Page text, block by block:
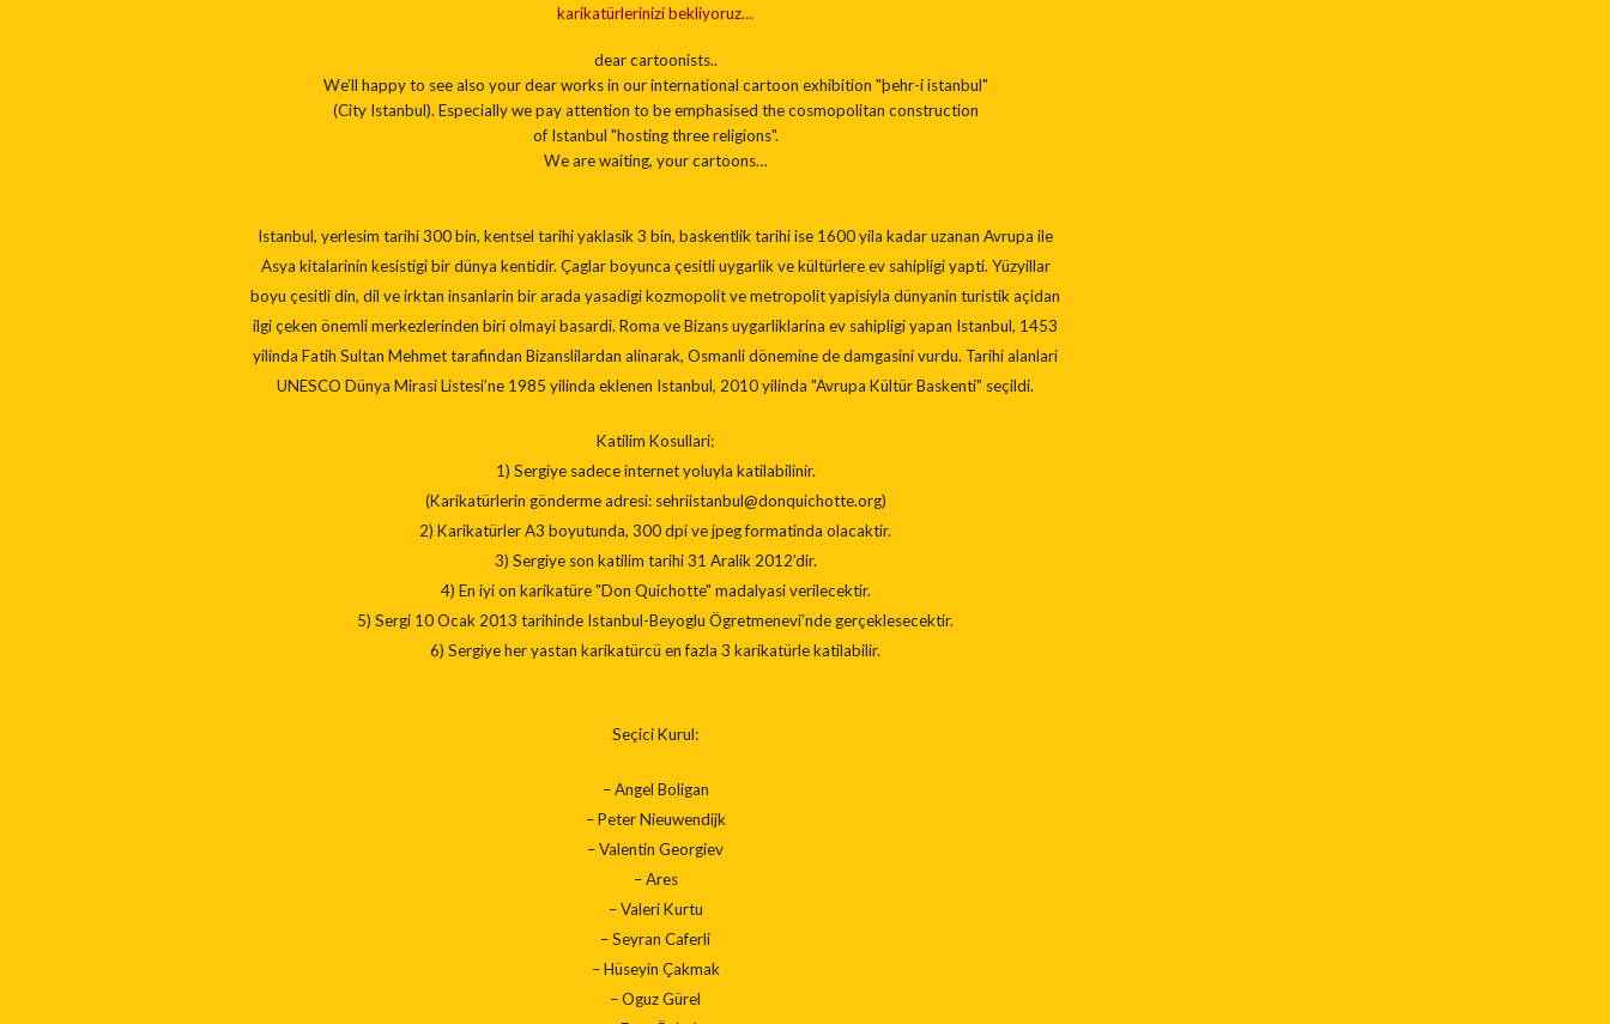
karikatürlerinizibekliyoruz…
dear cartoonists..
We’ll happy to see also your dear works in our international cartoon exhibition "þehr-i istanbul"
(City Istanbul). Especially we pay attention to be emphasised the cosmopolitan construction
of Istanbul "hosting three religions".
We are waiting, your cartoons…
Istanbul, yerlesim tarihi 300 bin, kentsel tarihi yaklasik 3 bin, baskentlik tarihi ise 1600 yila kadar uzanan Avrupa ile
Asya kitalarinin kesistigi bir dünya kentidir. Çaglar boyunca çesitli uygarlik ve kültürlere ev sahipligi yapti. Yüzyillar
boyu çesitli din, dil ve irktan insanlarin bir arada yasadigi kozmopolit ve metropolit yapisiyla dünyanin turistik açidan
ilgi çeken önemli merkezlerinden biri olmayi basardi. Roma ve Bizans uygarliklarina ev sahipligi yapan Istanbul, 1453
yilinda Fatih Sultan Mehmet tarafindan Bizanslilardan alinarak, Osmanli dönemine de damgasini vurdu. Tarihi alanlari
UNESCO Dünya Mirasi Listesi’ne 1985 yilinda eklenen Istanbul, 2010 yilinda "Avrupa Kültür Baskenti" seçildi.
Katilim Kosullari:
1) Sergiye sadece internet yoluyla katilabilinir.
(Karikatürlerin gönderme adresi: sehriistanbul@donquichotte.org)
2) Karikatürler A3 boyutunda, 300 dpi ve jpeg formatinda olacaktir.
3) Sergiye son katilim tarihi 31 Aralik 2012’dir.
4) En iyi on karikatüre "Don Quichotte" madalyasi verilecektir.
5) Sergi 10 Ocak 2013 tarihinde Istanbul-Beyoglu Ögretmenevi’nde gerçeklesecektir.
6) Sergiye her yastan karikatürcü en fazla 3 karikatürle katilabilir.
Seçici Kurul:
– Angel Boligan
– Peter Nieuwendijk
– Valentin Georgiev
– Ares
– Valeri Kurtu
– Seyran Caferli
– Hüseyin Çakmak
– Oguz Gürel